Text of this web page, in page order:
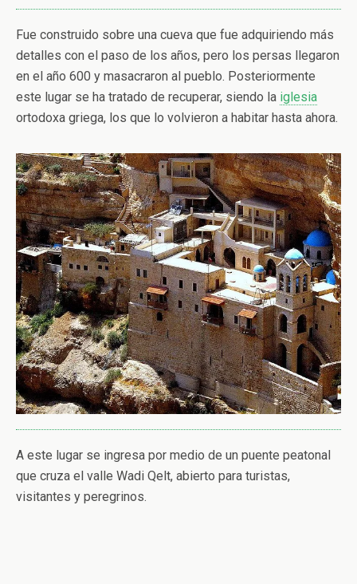
Fue construido sobre una cueva que fue adquiriendo más
detalles con el paso de los años, pero los persas llegaron
en el año 600 y masacraron al pueblo. Posteriormente
este lugar se ha tratado de recuperar, siendo la iglesia
ortodoxa griega, los que lo volvieron a habitar hasta ahora.
A este lugar se ingresa por medio de un puente peatonal
que cruza el valle Wadi Qelt, abierto para turistas,
visitantes y peregrinos.